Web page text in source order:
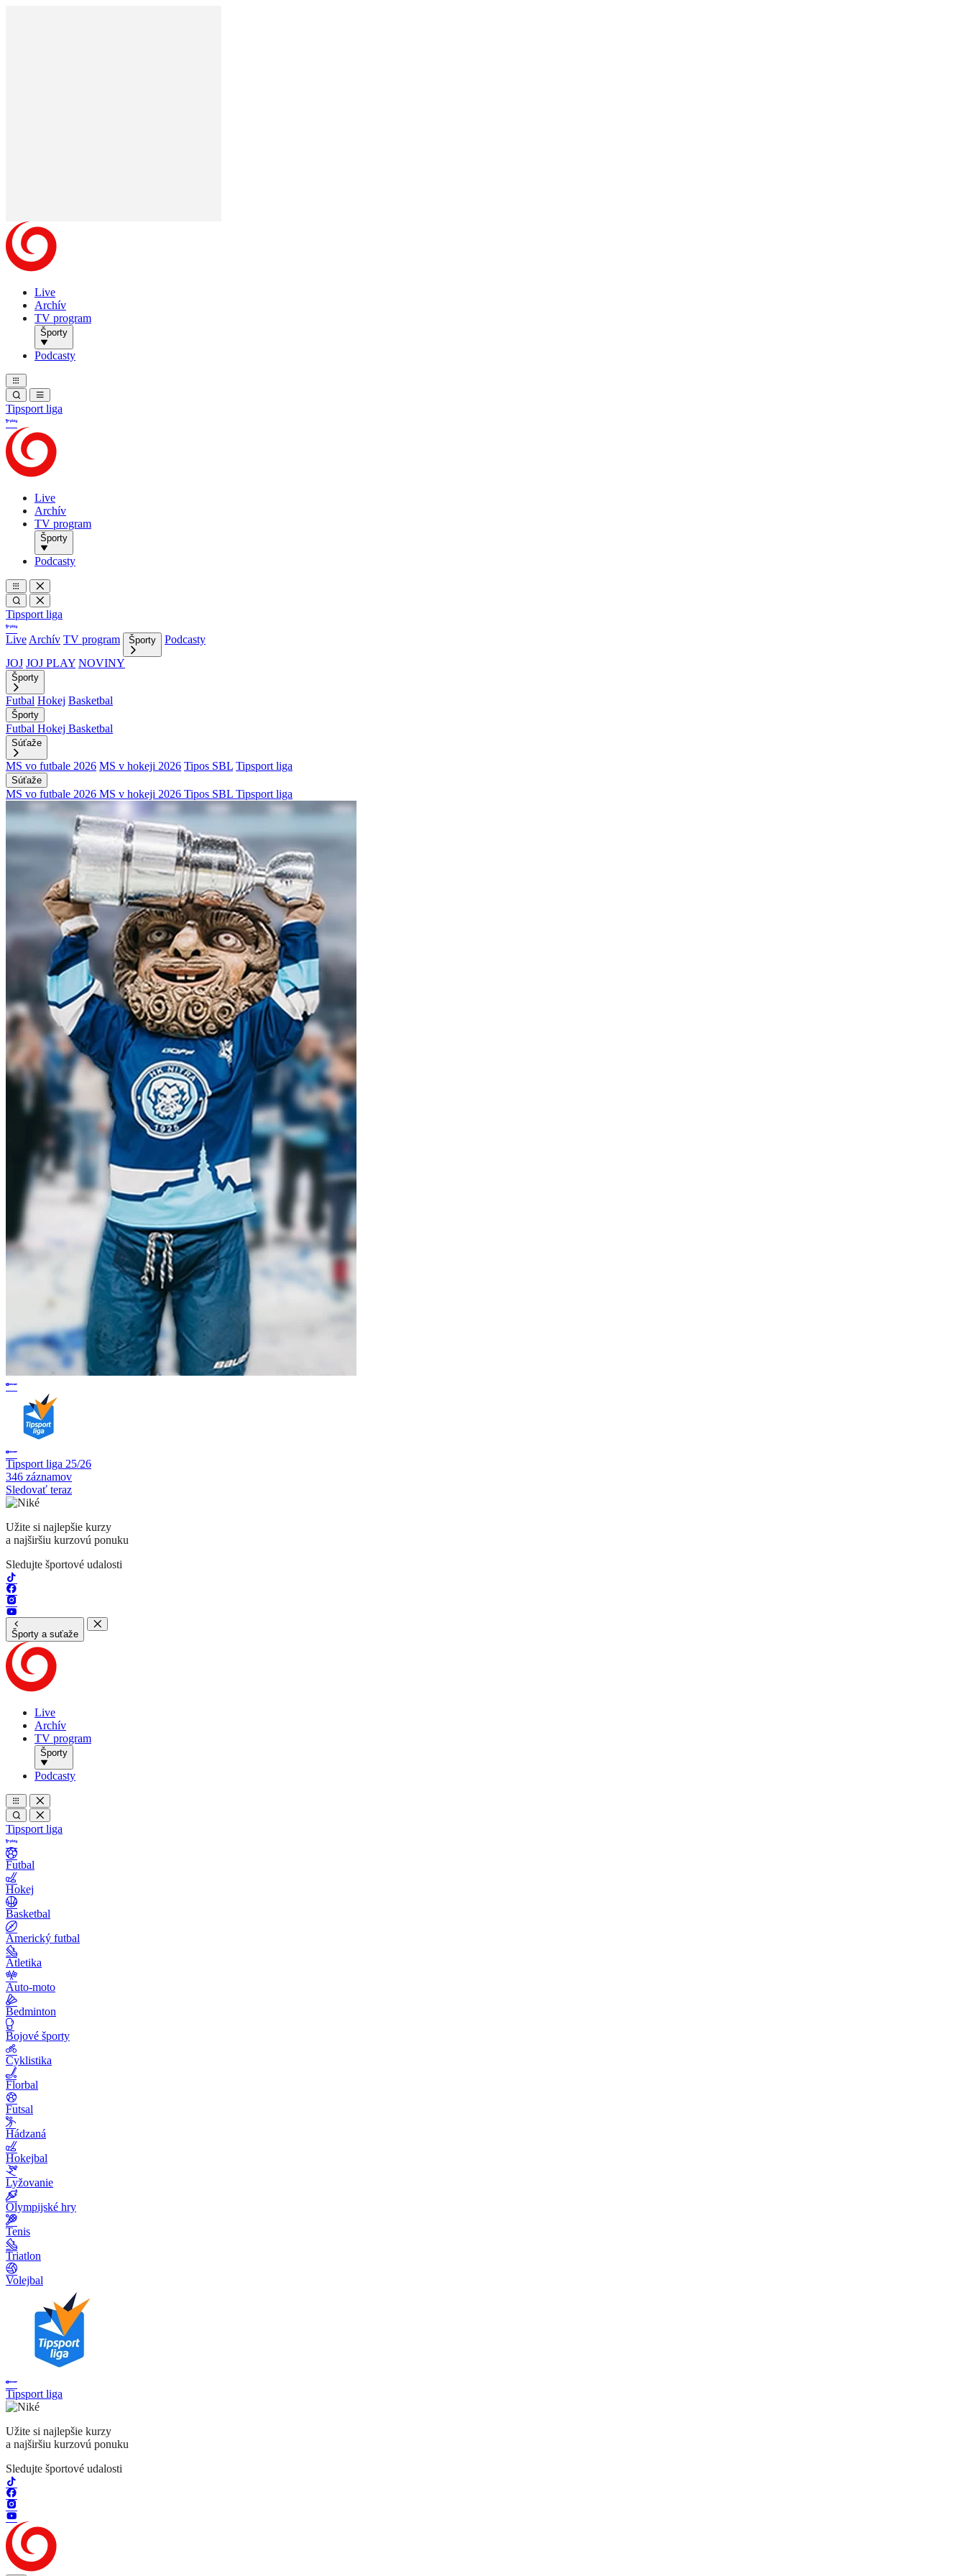
Live
Archív
TV program
Športy
Podcasty
Tipsport liga
Live
Archív
TV program
Športy
Podcasty
Tipsport liga
Live Archív TV program Športy
Podcasty
JOJ JOJ PLAY NOVINY
Športy
Futbal Hokej Basketbal
Športy
Futbal Hokej Basketbal
Súťaže
MS vo futbale 2026 MS v hokeji 2026 Tipos SBL Tipsport liga
Súťaže
MS vo futbale 2026 MS v hokeji 2026 Tipos SBL Tipsport liga
Tipsport liga 25/26
346 záznamov
Sledovať teraz
Užite si najlepšie kurzy
a najširšiu kurzovú ponuku
Sledujte športové udalosti
Športy a suťaže
Live
Archív
TV program
Športy
Podcasty
Tipsport liga
Futbal
Hokej
Basketbal
Americký futbal
Atletika
Auto-moto
Bedminton
Bojové športy
Cyklistika
Florbal
Futsal
Hádzaná
Hokejbal
Lyžovanie
Olympijské hry
Tenis
Triatlon
Volejbal
Tipsport liga
Užite si najlepšie kurzy
a najširšiu kurzovú ponuku
Sledujte športové udalosti